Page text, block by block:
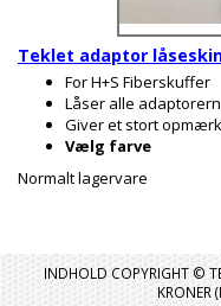
Teklet adaptor
For H+S Fiberskuffer
Låser alle
Giver et stort
Vælg farve
Normalt lagervare
INDHOLD COPYRIGHT ©
KRONER